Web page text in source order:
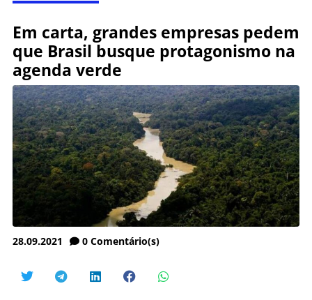
Em carta, grandes empresas pedem
que Brasil busque protagonismo na
agenda verde
28.09.2021 0 Comentário(s)